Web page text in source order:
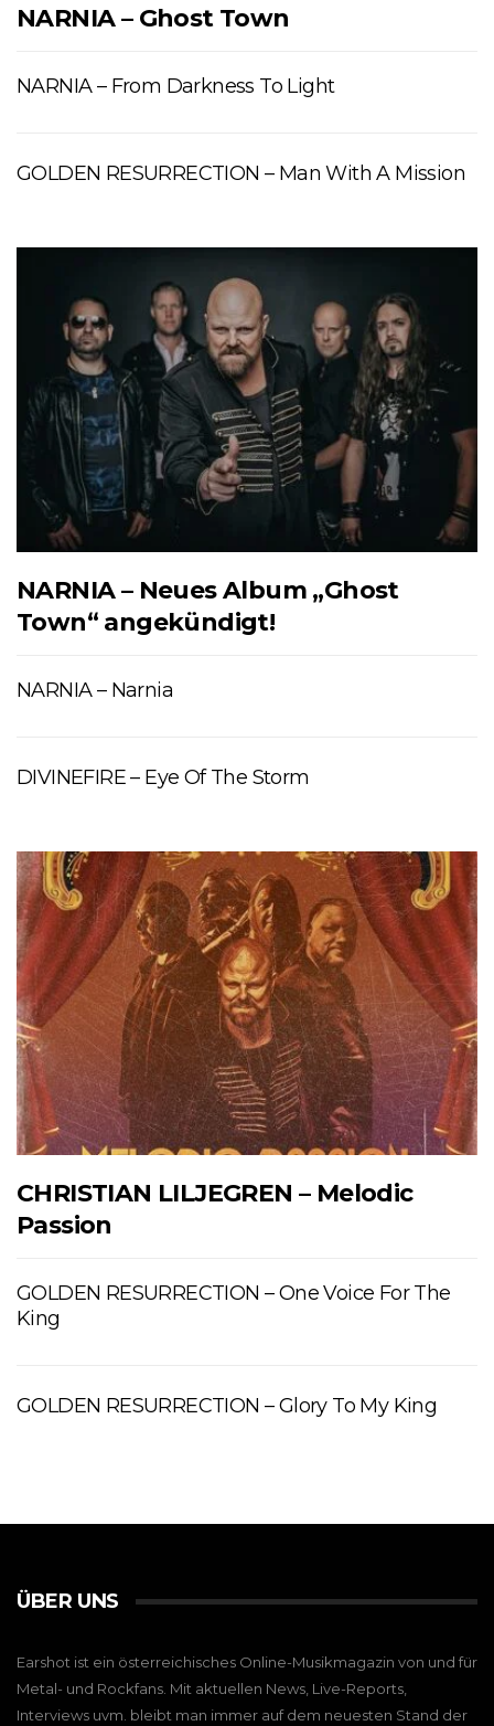
NARNIA – Ghost Town
NARNIA – From Darkness To Light
GOLDEN RESURRECTION – Man With A Mission
NARNIA – Neues Album „Ghost
Town“ angekündigt!
NARNIA – Narnia
DIVINEFIRE – Eye Of The Storm
CHRISTIAN LILJEGREN – Melodic
Passion
GOLDEN RESURRECTION – One Voice For The
King
GOLDEN RESURRECTION – Glory To My King
ÜBER UNS
Earshot ist ein österreichisches Online-Musikmagazin von und für
Metal- und Rockfans. Mit aktuellen News, Live-Reports,
Interviews uvm. bleibt man immer auf dem neuesten Stand der